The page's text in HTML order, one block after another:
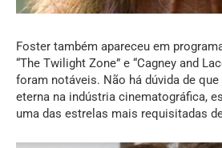
Foster também apareceu em
“The Twilight Zone” e “Cagney and
foram notáveis. Não há dúvida de
eterna na indústria cinematográfica,
uma das estrelas mais requisitadas